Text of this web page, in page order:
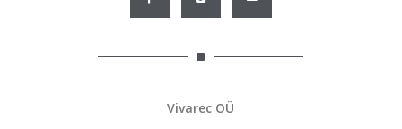
Vivarec OÜ